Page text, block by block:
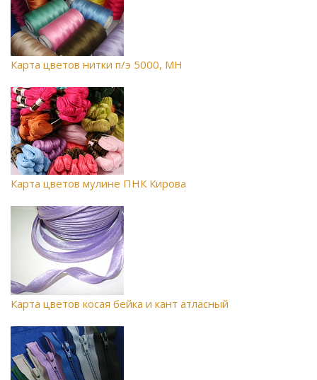
Карта цветов нитки п/э 5000, MH
Карта цветов мулине ПНК Кирова
Карта цветов косая бейка и кант атласный